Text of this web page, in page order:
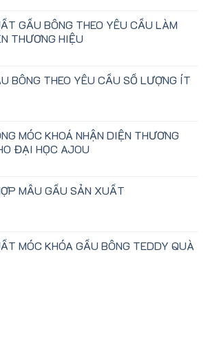
GẤU BÔNG THEO YÊU CẦU LÀM
THƯƠNG HIỆU
BÔNG THEO YÊU CẦU SỐ LƯỢNG ÍT
MÓC KHOÁ NHẬN DIỆN THƯƠNG
ĐẠI HỌC AJOU
MẪU GẤU SẢN XUẤT
MÓC KHÓA GẤU BÔNG TEDDY QUÀ